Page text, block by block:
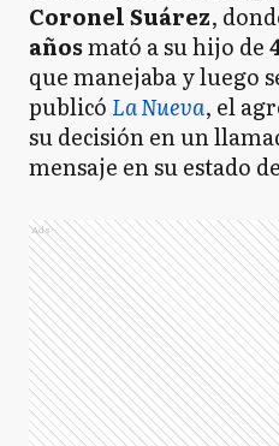
Coronel Suárez,
añosmató a su hijo de
que manejaba y luego
publicó La Nueva, el
su decisión en un
mensaje en su estado
Ads